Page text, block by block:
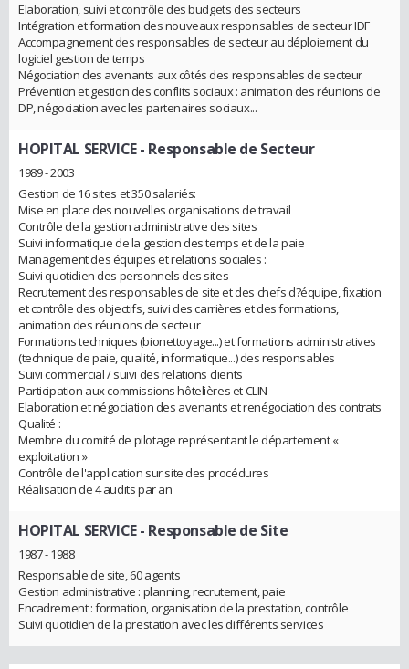
Elaboration, suivi et contrôle des budgets des secteurs
Intégration et formation des nouveaux responsables de secteur IDF
Accompagnement des responsables de secteur au déploiement du
logiciel gestion de temps
Négociation des avenants aux côtés des responsables de secteur
Prévention et gestion des conflits sociaux : animation des réunions de
DP, négociation avec les partenaires sociaux...
HOPITAL SERVICE- Responsable de Secteur
1989 - 2003
Gestion de 16 sites et 350 salariés:
Mise en place des nouvelles organisations de travail
Contrôle de la gestion administrative des sites
Suivi informatique de la gestion des temps et de la paie
Management des équipes et relations sociales :
Suivi quotidien des personnels des sites
Recrutement des responsables de site et des chefs d?équipe, fixation
et contrôle des objectifs, suivi des carrières et des formations,
animation des réunions de secteur
Formations techniques (bionettoyage...) et formations administratives
(technique de paie, qualité, informatique...) des responsables
Suivi commercial / suivi des relations clients
Participation aux commissions hôtelières et CLIN
Elaboration et négociation des avenants et renégociation des contrats
Qualité :
Membre du comité de pilotage représentant le département «
exploitation »
Contrôle de l'application sur site des procédures
Réalisation de 4 audits par an
HOPITAL SERVICE- Responsable de Site
1987 - 1988
Responsable de site, 60 agents
Gestion administrative : planning, recrutement, paie
Encadrement : formation, organisation de la prestation, contrôle
Suivi quotidien de la prestation avec les différents services